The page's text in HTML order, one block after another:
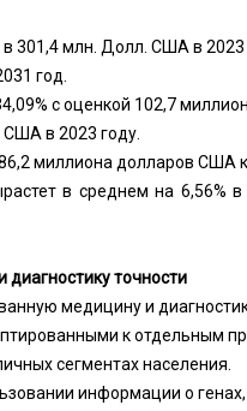
301,4 млн. Долл. США в 2023
год.
с оценкой 102,7
в 2023 году.
миллиона долларов США к
в среднем на 6,56% в
точности
медицину и
к отдельным
сегментах населения.
информации о